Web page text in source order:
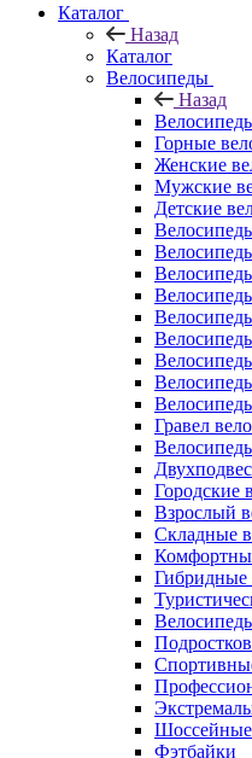
Каталог
Назад
Каталог
Велосипеды
Назад
Горные
Женские
Мужские
Детские
Гравел
Городские
Взрослый
Складные
Гибридные
Фэтбайки